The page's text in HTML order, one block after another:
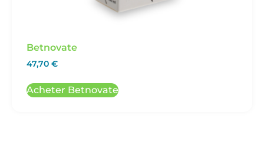
Betnovate
47,70 €
Acheter Betnovate